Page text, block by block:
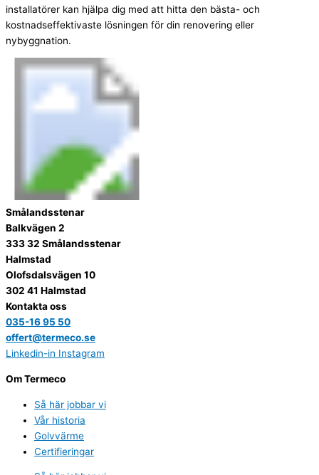
installatörer kan hjälpa dig med att hitta den bästa- och
kostnadseffektivaste lösningen för din renovering eller
nybyggnation.
Smålandsstenar
Balkvägen 2
333 32 Smålandsstenar
Halmstad
Olofsdalsvägen 10
302 41 Halmstad
Kontakta oss
035-16 95 50
offert@termeco.se
Linkedin-in Instagram
Om Termeco
Så här jobbar vi
Vår historia
Golvvärme
Certifieringar